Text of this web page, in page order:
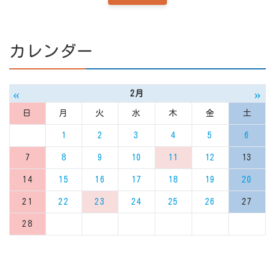
カレンダー
« 2月 »
日 月 火 水 木 金 土
1 2 3 4 5 6
7 8 9 10 11 12 13
14 15 16 17 18 19 20
21 22 23 24 25 26 27
28